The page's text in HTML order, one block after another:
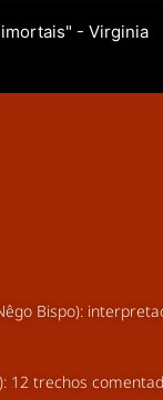
- Virginia
Bispo):
12 trechos